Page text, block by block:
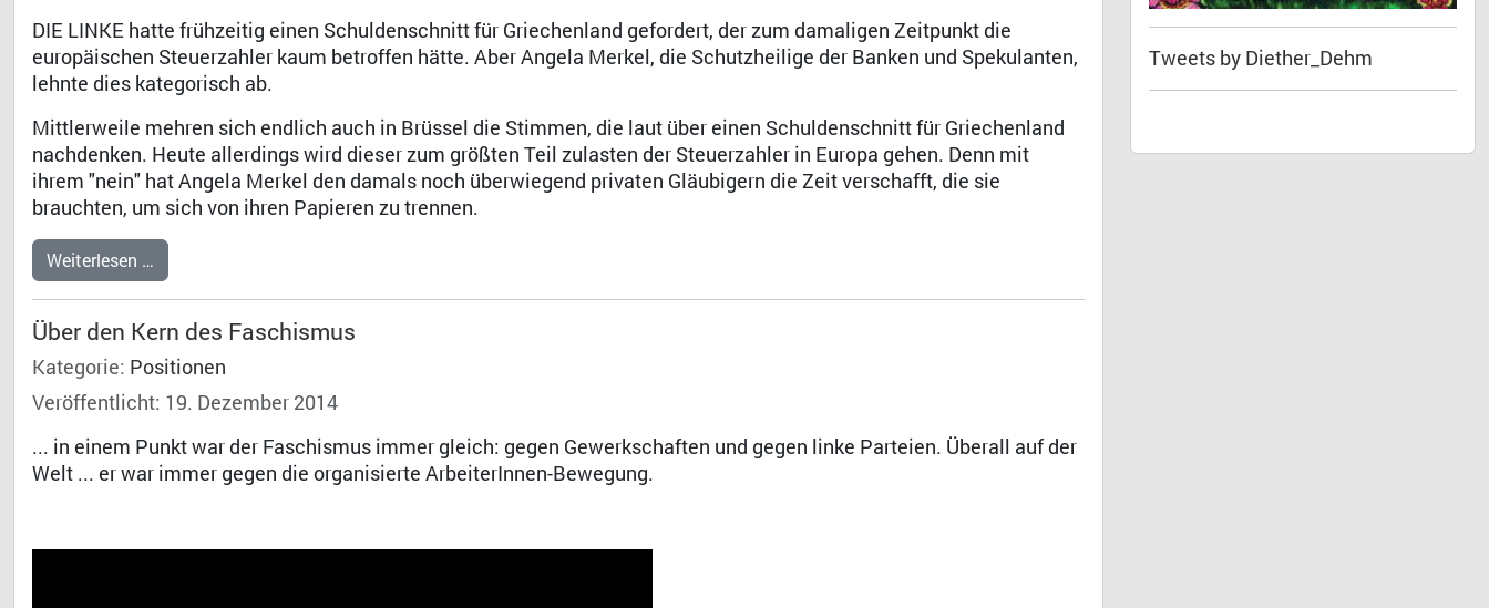
DIE LINKE hatte frühzeitig einen Schuldenschnitt für Griechenland gefordert, der zum damaligen Zeitpunkt die
europäischen Steuerzahler kaum betroffen hätte. Aber Angela Merkel, die Schutzheilige der Banken und Spekulanten,
lehnte dies kategorisch ab.
Mittlerweile mehren sich endlich auch in Brüssel die Stimmen, die laut über einen Schuldenschnitt für Griechenland
nachdenken. Heute allerdings wird dieser zum größten Teil zulasten der Steuerzahler in Europa gehen. Denn mit
ihrem "nein" hat Angela Merkel den damals noch überwiegend privaten Gläubigern die Zeit verschafft, die sie
brauchten, um sich von ihren Papieren zu trennen.
Weiterlesen …
Über den Kern des Faschismus
Kategorie: Positionen
Veröffentlicht: 19. Dezember 2014
... in einem Punkt war der Faschismus immer gleich: gegen Gewerkschaften und gegen linke Parteien. Überall auf der
Welt ... er war immer gegen die organisierte ArbeiterInnen-Bewegung.
Tweets by Diether_Dehm